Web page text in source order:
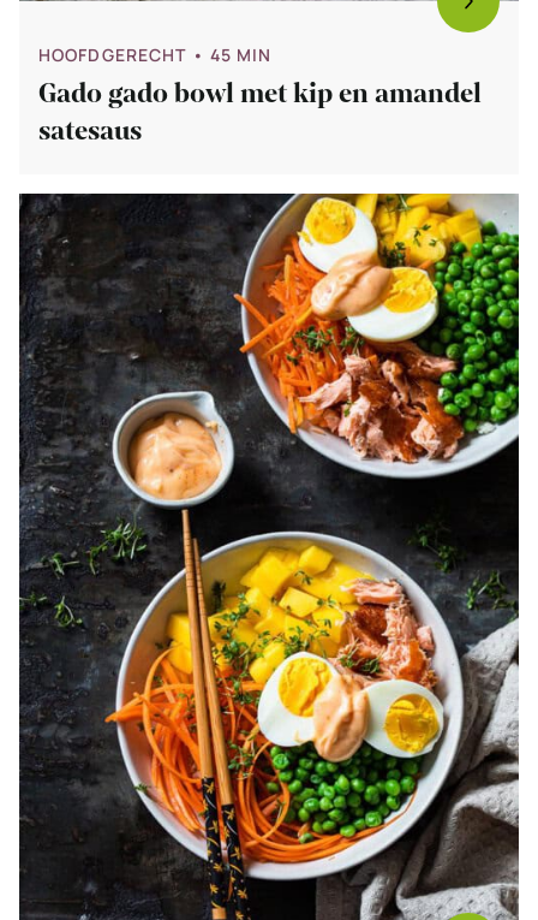
HOOFDGERECHT • 45 MIN
Gado gado bowl met kip en amandel
satesaus
Bekijk
Poke
bowl
met
zalm